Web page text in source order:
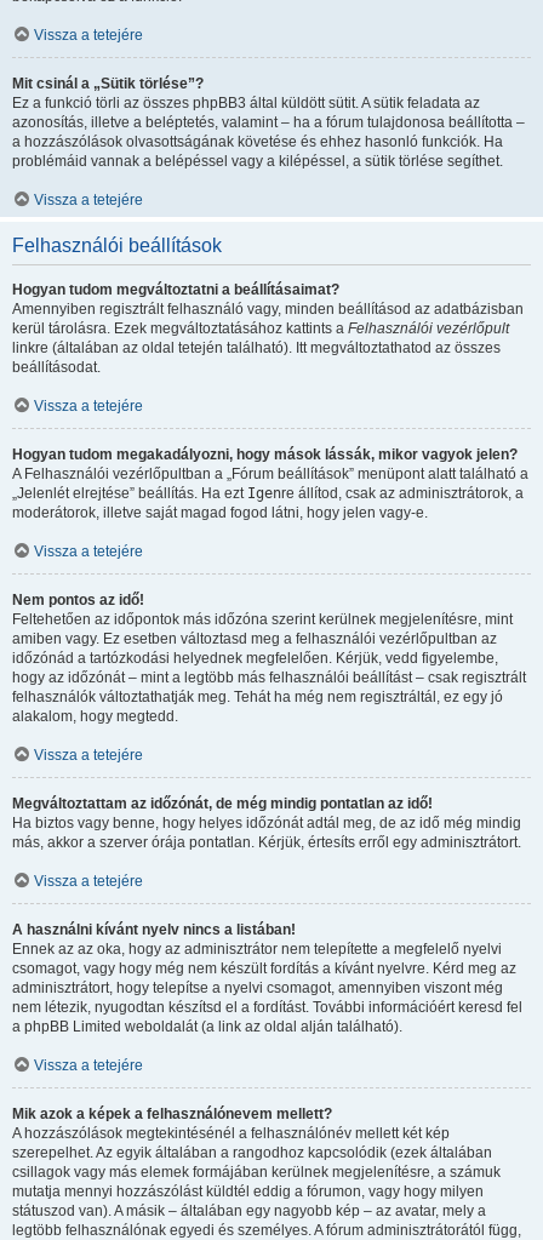
Vissza a tetejére
Mit csinál a „Sütik törlése”?
Ez a funkció törli az összes phpBB3 által küldött sütit. A sütik feladata az
azonosítás, illetve a beléptetés, valamint – ha a fórum tulajdonosa beállította –
a hozzászólások olvasottságának követése és ehhez hasonló funkciók. Ha
problémáid vannak a belépéssel vagy a kilépéssel, a sütik törlése segíthet.
Vissza a tetejére
Felhasználói beállítások
Hogyan tudom megváltoztatni a beállításaimat?
Amennyiben regisztrált felhasználó vagy, minden beállításod az adatbázisban
kerül tárolásra. Ezek megváltoztatásához kattints a Felhasználói vezérlőpult
linkre (általában az oldal tetején található). Itt megváltoztathatod az összes
beállításodat.
Vissza a tetejére
Hogyan tudom megakadályozni, hogy mások lássák, mikor vagyok jelen?
A Felhasználói vezérlőpultban a „Fórum beállítások” menüpont alatt található a
„Jelenlét elrejtése” beállítás. Ha ezt Igenre állítod, csak az adminisztrátorok, a
moderátorok, illetve saját magad fogod látni, hogy jelen vagy-e.
Vissza a tetejére
Nem pontos az idő!
Feltehetően az időpontok más időzóna szerint kerülnek megjelenítésre, mint
amiben vagy. Ez esetben változtasd meg a felhasználói vezérlőpultban az
időzónád a tartózkodási helyednek megfelelően. Kérjük, vedd figyelembe,
hogy az időzónát – mint a legtöbb más felhasználói beállítást – csak regisztrált
felhasználók változtathatják meg. Tehát ha még nem regisztráltál, ez egy jó
alakalom, hogy megtedd.
Vissza a tetejére
Megváltoztattam az időzónát, de még mindig pontatlan az idő!
Ha biztos vagy benne, hogy helyes időzónát adtál meg, de az idő még mindig
más, akkor a szerver órája pontatlan. Kérjük, értesíts erről egy adminisztrátort.
Vissza a tetejére
A használni kívánt nyelv nincs a listában!
Ennek az az oka, hogy az adminisztrátor nem telepítette a megfelelő nyelvi
csomagot, vagy hogy még nem készült fordítás a kívánt nyelvre. Kérd meg az
adminisztrátort, hogy telepítse a nyelvi csomagot, amennyiben viszont még
nem létezik, nyugodtan készítsd el a fordítást. További információért keresd fel
a phpBB Limited weboldalát (a link az oldal alján található).
Vissza a tetejére
Mik azok a képek a felhasználónevem mellett?
A hozzászólások megtekintésénél a felhasználónév mellett két kép
szerepelhet. Az egyik általában a rangodhoz kapcsolódik (ezek általában
csillagok vagy más elemek formájában kerülnek megjelenítésre, a számuk
mutatja mennyi hozzászólást küldtél eddig a fórumon, vagy hogy milyen
státuszod van). A másik – általában egy nagyobb kép – az avatar, mely a
legtöbb felhasználónak egyedi és személyes. A fórum adminisztrátorától függ,